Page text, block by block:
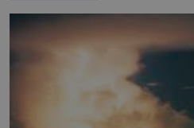
mimozemského původu? Dne 4. února roku 2023
vydává